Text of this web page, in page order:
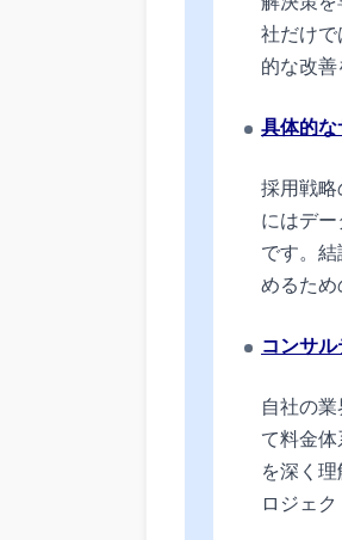
社だけで
的な改善
具体的な
採用戦略
にはデ
です。
めるため
コンサ
自社の
て料金
を深く
ロジェ